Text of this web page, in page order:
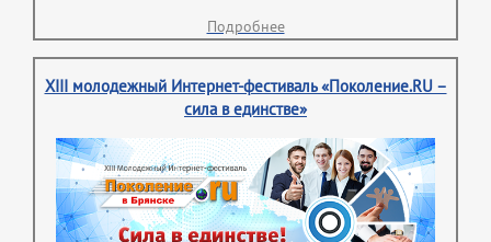
Подробнее
XIII молодежный Интернет-фестиваль «Поколение.RU –
сила в единстве»